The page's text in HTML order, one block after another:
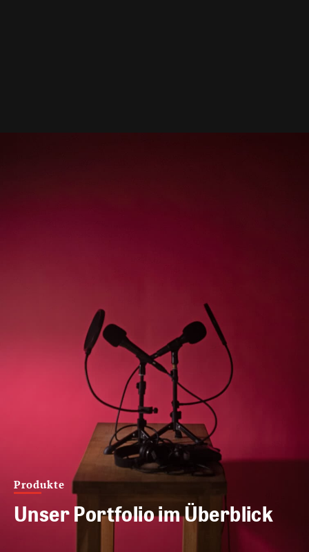
Produkte
Unser Portfolio im Überblick